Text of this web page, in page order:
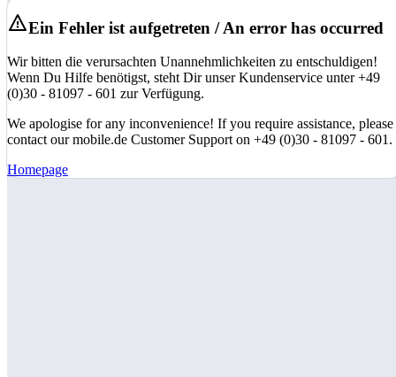
Ein Fehler ist aufgetreten / An error has occurred
Wir bitten die verursachten Unannehmlichkeiten zu entschuldigen!
Wenn Du Hilfe benötigst, steht Dir unser Kundenservice unter +49
(0)30 - 81097 - 601 zur Verfügung.
We apologise for any inconvenience! If you require assistance, please
contact our mobile.de Customer Support on +49 (0)30 - 81097 - 601.
Homepage